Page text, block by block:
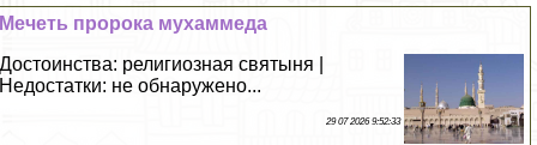
Мечеть пророка мухаммеда
Достоинства: религиозная святыня |
Недостатки: не обнаружено...
29 07 2026 9:52:33